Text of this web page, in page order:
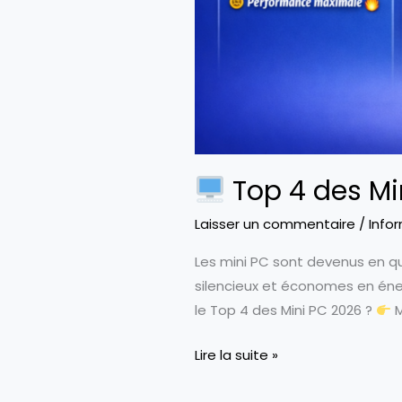
Top 4 des
Laisser un commentaire /
Les mini PC sont devenus en
silencieux et économes en
le Top 4 des Mini PC 2026 ?
Lire la suite »